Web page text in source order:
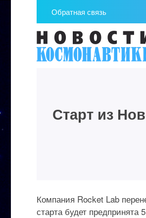
Обратная связь
Старт из
Компания Rocket Lab
старта будет